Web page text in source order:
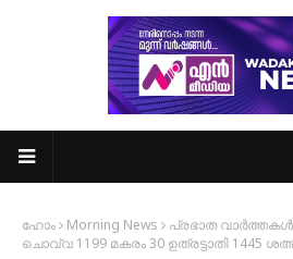
ഹോം Morning News
പ്രഭാത
ചൊവ്വ 1199 മകരം 30 ഉത്രട്ടാതി 1445